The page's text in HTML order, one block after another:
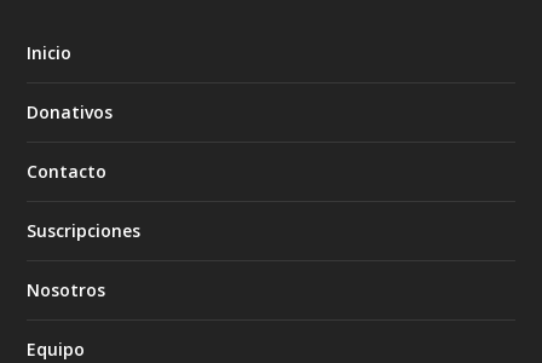
Inicio
Donativos
Contacto
Suscripciones
Nosotros
Equipo